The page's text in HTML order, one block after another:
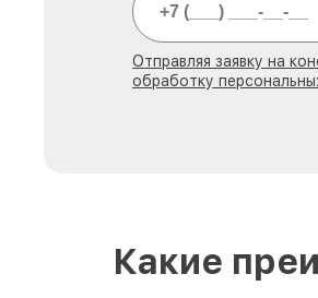
Отправляя заявку на
обработку
Какие